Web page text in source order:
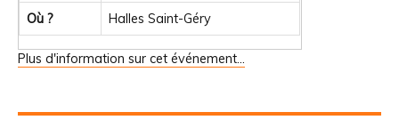
Où ? Halles Saint-Géry
Plus d'information sur cet événement…